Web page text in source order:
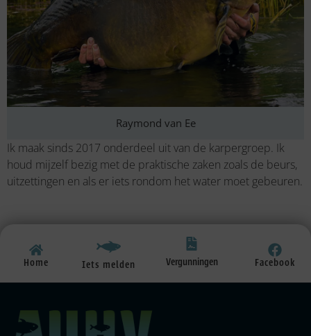
Raymond van Ee
Ik maak sinds 2017 onderdeel uit van de karpergroep. Ik
houd mijzelf bezig met de praktische zaken zoals de beurs,
uitzettingen en als er iets rondom het water moet gebeuren.
Home Iets melden Vergunningen Facebook